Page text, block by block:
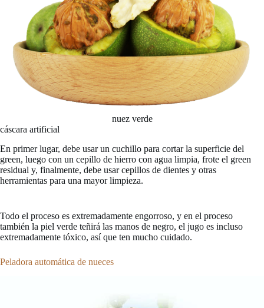
nuez verde
cáscara artificial
En primer lugar, debe usar un cuchillo para cortar la superficie del
green, luego con un cepillo de hierro con agua limpia, frote el green
residual y, finalmente, debe usar cepillos de dientes y otras
herramientas para una mayor limpieza.
Todo el proceso es extremadamente engorroso, y en el proceso
también la piel verde teñirá las manos de negro, el jugo es incluso
extremadamente tóxico, así que ten mucho cuidado.
Peladora automática de nueces